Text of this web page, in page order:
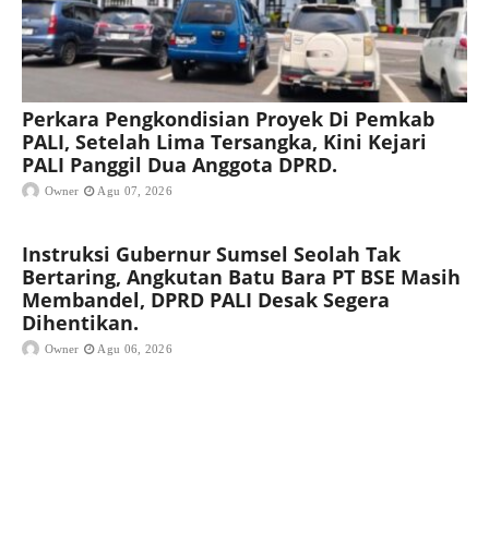
Perkara Pengkondisian Proyek Di Pemkab
PALI, Setelah Lima Tersangka, Kini Kejari
PALI Panggil Dua Anggota DPRD.
Owner Agu 07, 2026
Instruksi Gubernur Sumsel Seolah Tak
Bertaring, Angkutan Batu Bara PT BSE Masih
Membandel, DPRD PALI Desak Segera
Dihentikan.
Owner Agu 06, 2026